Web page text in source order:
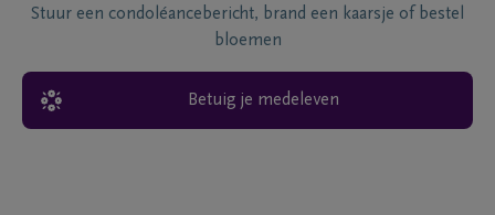
Stuur een condoléancebericht, brand een kaarsje of bestel
bloemen
Betuig je medeleven